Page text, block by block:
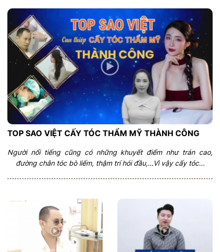
TOP SAO VIỆT CẤY TÓC THẨM MỸ THÀNH CÔNG
Người nổi tiếng cũng có những khuyết điểm như trán cao,
đường chân tóc bò liếm, thậm trí hói đầu,…Vì vậy cấy tóc...